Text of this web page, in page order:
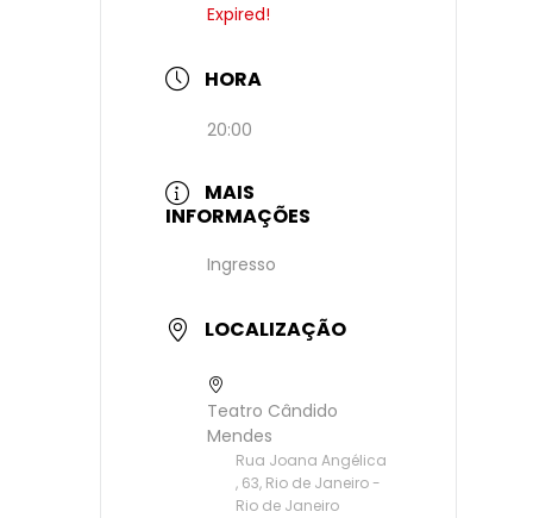
Expired!
HORA
20:00
MAIS
INFORMAÇÕES
Ingresso
LOCALIZAÇÃO
Teatro Cândido
Mendes
Rua Joana Angélica
, 63, Rio de Janeiro -
Rio de Janeiro